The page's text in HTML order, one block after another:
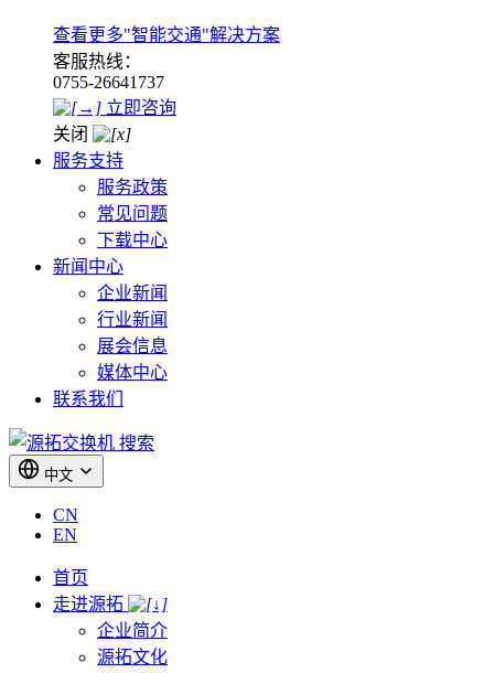
查看更多"智能交通"解决方案
客服热线：
0755-26641737
立即咨询
关闭
服务支持
服务政策
常见问题
下载中心
新闻中心
企业新闻
行业新闻
展会信息
媒体中心
联系我们
搜索
中文
CN
EN
首页
走进源拓
企业简介
源拓文化